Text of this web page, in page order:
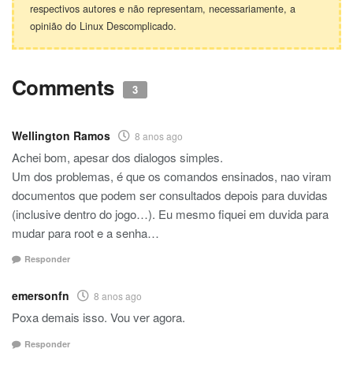
respectivos autores e não representam, necessariamente, a
opinião do Linux Descomplicado.
Comments 3
Wellington Ramos 8 anos ago
Achei bom, apesar dos dialogos simples.
Um dos problemas, é que os comandos ensinados, nao viram
documentos que podem ser consultados depois para duvidas
(inclusive dentro do jogo…). Eu mesmo fiquei em duvida para
mudar para root e a senha…
Responder
emersonfn 8 anos ago
Poxa demais isso. Vou ver agora.
Responder